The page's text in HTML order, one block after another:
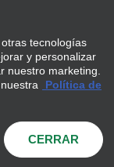
tecnologías
y personalizar
nuestro marketing.
Política de
CERRAR